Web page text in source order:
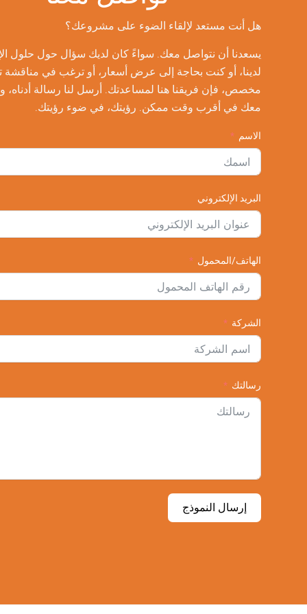
هل أنت مستعد لإلقاء الضوء على مشروعك؟
يسعدنا أن نتواصل معك. سواءً كان لديك سؤال حول حلول الإضاءة
لدينا، أو كنت بحاجة إلى عرض أسعار، أو ترغب في مناقشة تصميم
مخصص، فإن فريقنا هنا لمساعدتك. أرسل لنا رسالة أدناه، وسنتواصل
معك في أقرب وقت ممكن. رؤيتك، في ضوء رؤيتك.
البريد الإلكتروني
الهاتف/المحمول
إرسال النموذج